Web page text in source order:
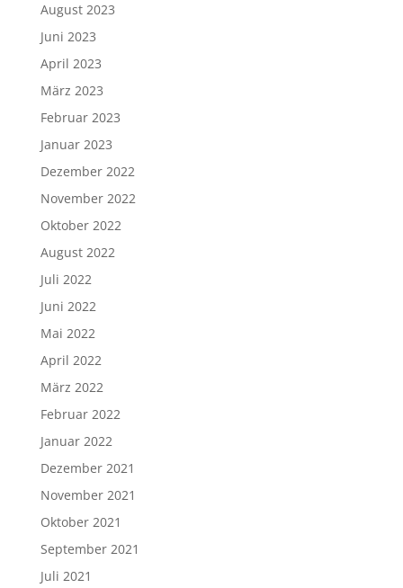
August 2023
Juni 2023
April 2023
März 2023
Februar 2023
Januar 2023
Dezember 2022
November 2022
Oktober 2022
August 2022
Juli 2022
Juni 2022
Mai 2022
April 2022
März 2022
Februar 2022
Januar 2022
Dezember 2021
November 2021
Oktober 2021
September 2021
Juli 2021